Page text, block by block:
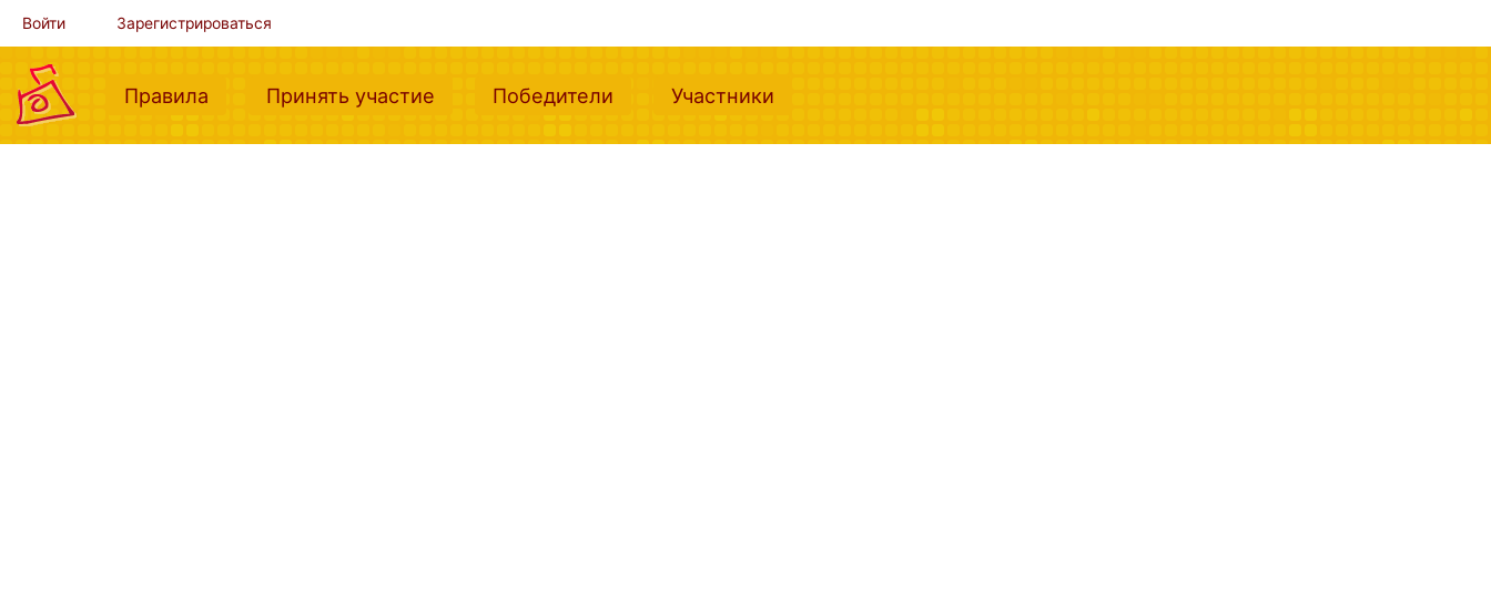
Войти Зарегистрироваться
Правила (current)Принять участие (current)Победители (current)Участники